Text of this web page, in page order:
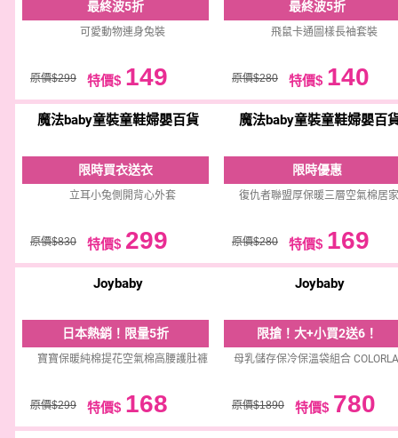
最終波5折
可愛動物連身兔裝
原價$299 特價$ 149
最終波5折
飛鼠卡通圖樣長袖套裝
原價$280 特價$ 140
魔法baby童裝童鞋婦嬰百貨
限時買衣送衣
立耳小兔側開背心外套
原價$830 特價$ 299
魔法baby童裝童鞋婦嬰百
限時優惠
復仇者聯盟厚保暖三層空氣棉居
原價$280 特價$ 169
Joybaby
日本熱銷！限量5折
寶寶保暖純棉提花空氣棉高腰護肚褲
原價$299 特價$ 168
Joybaby
限搶！大+小買2送6！
母乳儲存保冷保溫袋組合
原價$1890 特價$ 780